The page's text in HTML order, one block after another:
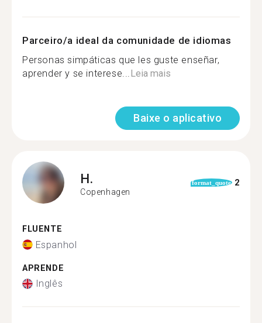
Parceiro/a ideal da comunidade de idiomas
Personas simpáticas que les guste enseñar,
aprender y se interese...Leia mais
Baixe o aplicativo
H.
Copenhagen
format_quote 2
FLUENTE
Espanhol
APRENDE
Inglês